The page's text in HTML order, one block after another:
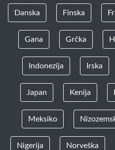
Danska Finska
Gana Grčka
Indonezija Irska
Japan Kenija
Meksiko
Nigerija Norveška